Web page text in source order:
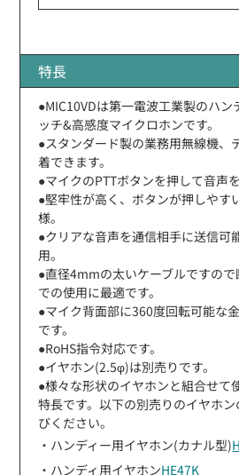
特長
●MIC10VDは第一電波工業製のハン
ッチ&高感度マイクロホンです。
●スタンダード製の業務用無線機、
着できます。
●マイクのPTTボタンを押して音声
●堅牢性が高く、ボタンが押しやす
様。
●クリアな音声を通信相手に送信可
用。
●直径4mmの太いケーブルですの
での使用に最適です。
●マイク背面部に360度回転可能な
です。
●RoHS指令対応です。
●イヤホン(2.5φ)は別売りです。
●様々な形状のイヤホンと組合せて
特長です。以下の別売りのイヤホ
びください。
・ハンディー用イヤホン(カナル型)
・ハンディ用イヤホンHE47K